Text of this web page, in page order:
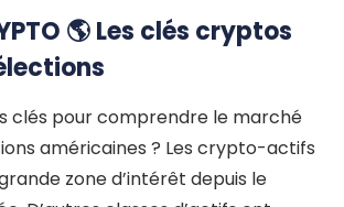
🌎 Les clés cryptos
clés pour comprendre le marché
américaines ? Les crypto-actifs
zone d’intérêt depuis le